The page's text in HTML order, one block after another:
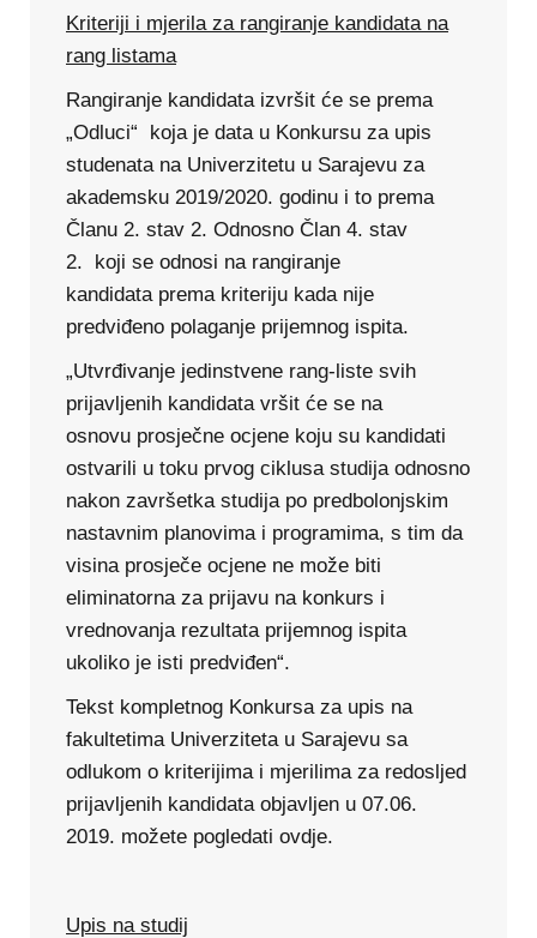
Kriteriji i mjerila za rangiranje kandidata na
rang listama
Rangiranje kandidata izvršit će se prema
„Odluci“ koja je data u Konkursu za upis
studenata na Univerzitetu u Sarajevu za
akademsku 2019/2020. godinu i to prema
Članu 2. stav 2. Odnosno Član 4. stav
2. koji se odnosi na rangiranje
kandidata prema kriteriju kada nije
predviđeno polaganje prijemnog ispita.
„Utvrđivanje jedinstvene rang-liste svih
prijavljenih kandidata vršit će se na
osnovu prosječne ocjene koju su kandidati
ostvarili u toku prvog ciklusa studija odnosno
nakon završetka studija po predbolonjskim
nastavnim planovima i programima, s tim da
visina prosječe ocjene ne može biti
eliminatorna za prijavu na konkurs i
vrednovanja rezultata prijemnog ispita
ukoliko je isti predviđen“.
Tekst kompletnog Konkursa za upis na
fakultetima Univerziteta u Sarajevu sa
odlukom o kriterijima i mjerilima za redosljed
prijavljenih kandidata objavljen u 07.06.
2019. možete pogledati ovdje.
Upis na studij